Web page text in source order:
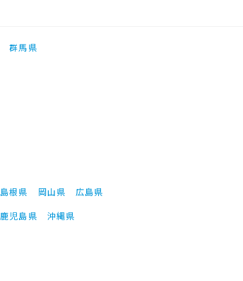
群馬県
島根県 岡山県
広島県
鹿児島県 沖縄県